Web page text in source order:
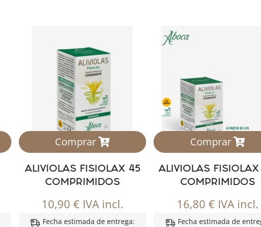
Comprar
ALIVIOLAS FISIOLAX 45
COMPRIMIDOS
10,90€ IVA incl.
Fecha estimada de entrega:
Comprar
ALIVIOLAS
COMPRIMIDOS
16,80 € IVA incl.
Fecha estimada de